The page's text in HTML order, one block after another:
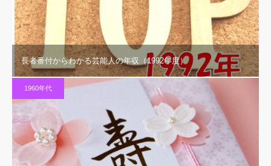
長者番付からわかる芸能人の年収（1992年度）
1960年代